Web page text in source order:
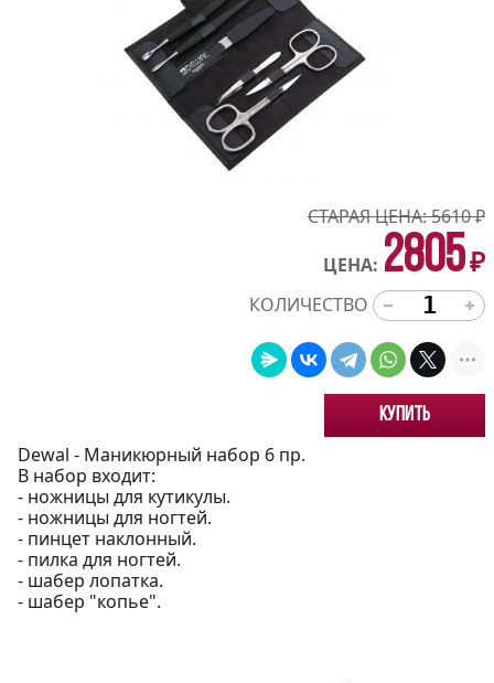
СТАРАЯ ЦЕНА:5610₽
ЦЕНА: 2805₽
КОЛИЧЕСТВО
Купить
Dewal - Маникюрный набор 6 пр.
В набор входит:
- ножницы для кутикулы.
- ножницы для ногтей.
- пинцет наклонный.
- пилка для ногтей.
- шабер лопатка.
- шабер "копье".